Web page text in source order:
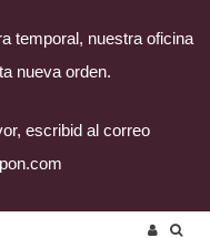
temporal, nuestra oficina
nueva orden.
escribid al correo